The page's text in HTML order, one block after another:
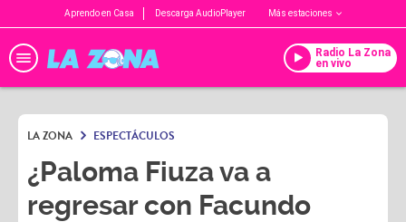
Aprendo en Casa Descarga AudioPlayer Más estaciones
Radio La Zona
en vivo
LA ZONA ESPECTÁCULOS
¿Paloma Fiuza va a
regresar con Facundo